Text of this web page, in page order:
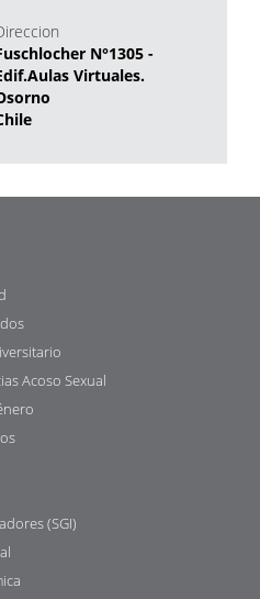
N°1305 -
Virtuales.
Acoso Sexual
(SGI)